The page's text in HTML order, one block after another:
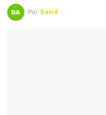
Por: David